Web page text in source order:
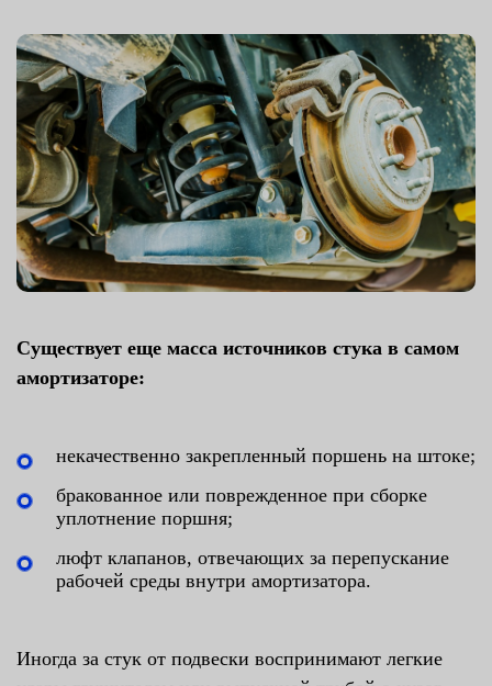
Существует еще масса источников стука в самом
амортизаторе:
некачественно закрепленный поршень на штоке;
бракованное или поврежденное при сборке
уплотнение поршня;
люфт клапанов, отвечающих за перепускание
рабочей среды внутри амортизатора.
Иногда за стук от подвески воспринимают легкие